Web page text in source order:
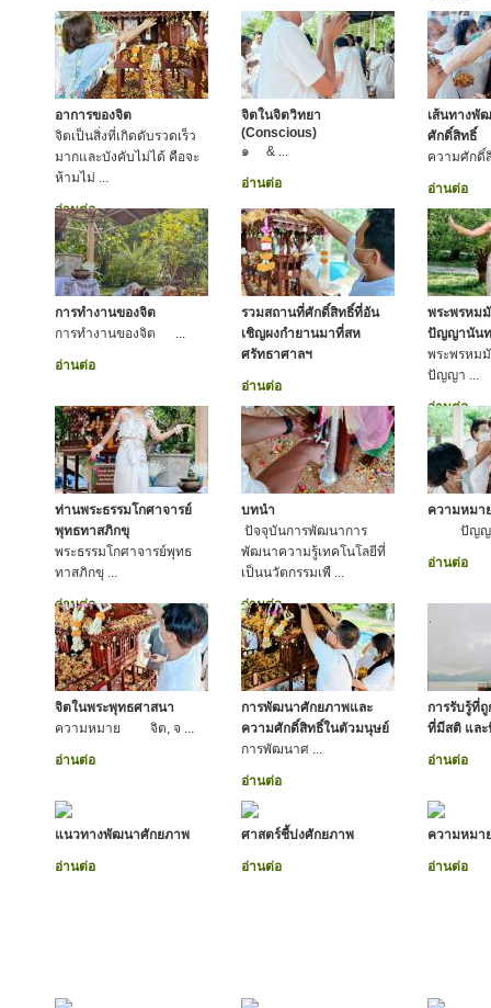
อาการของจิต
จิตเป็นสิ่งที่เกิดดับรวดเร็ว
มากและบังคับไม่ได้ คือจะ
ห้ามไม่ ...
อ่านต่อ
จิตในจิตวิทยา
(Conscious)
๑ & ...
อ่านต่อ
เส้นทางพั
ศักดิ์สิทธิ์
ความศักดิ์
อ่านต่อ
การทำงานของจิต
การทำงานของจิต ...
อ่านต่อ
รวมสถานที่ศักดิ์สิทธิ์ที่อัน
เชิญผงกำยานมาที่สห
ศรัทธาศาลฯ
อ่านต่อ
พระพรหม
ปัญญานัน
พระพรหม
ปัญญา ...
อ่านต่อ
ท่านพระธรรมโกศาจารย์
พุทธทาสภิกขุ
พระธรรมโกศาจารย์พุทธ
ทาสภิกขุ ...
อ่านต่อ
บทนำ
ปัจจุบันการพัฒนาการ
พัฒนาความรู้เทคโนโลยีที่
เป็นนวัตกรรมเพื ...
อ่านต่อ
ความหมา
ปัญญา
อ่านต่อ
จิตในพระพุทธศาสนา
ความหมาย จิต, จ ...
อ่านต่อ
การพัฒนาศักยภาพและ
ความศักดิ์สิทธิ์ในตัวมนุษย์
การพัฒนาศ ...
อ่านต่อ
การรับรู้ที่
ที่มีสติ แล
อ่านต่อ
แนวทางพัฒนาศักยภาพ
อ่านต่อ
ศาสตร์ชี้บ่งศักยภาพ
อ่านต่อ
ความหมา
อ่านต่อ